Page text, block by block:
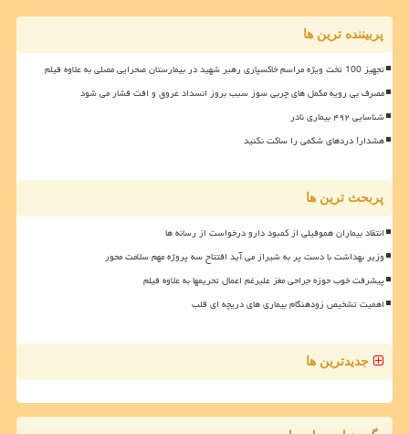
پربیننده ترین ها
تجهیز 100 تخت ویژه مراسم خاکسپاری رهبر شهید در بیمارستان صحرایی مصلی به علاوه فیلم
مصرف بی رویه مکمل های چربی سوز سبب بروز انسداد عروق و افت فشار می شود
شناسایی ۴۹۲ بیماری نادر
هشدار! دردهای شکمی را ساکت نکنید
پربحث ترین ها
انتقاد بیماران هموفیلی از کمبود دارو درخواست از رسانه ها
وزیر بهداشت با دست پر به شیراز می آید افتتاح سه پروژه مهم سلامت محور
پیشرفت خوب حوزه جراحی مغز علیرغم اعمال تحریمها به علاوه فیلم
اهمیت تشخیص زودهنگام بیماری های دریچه ای قلب
جدیدترین ها